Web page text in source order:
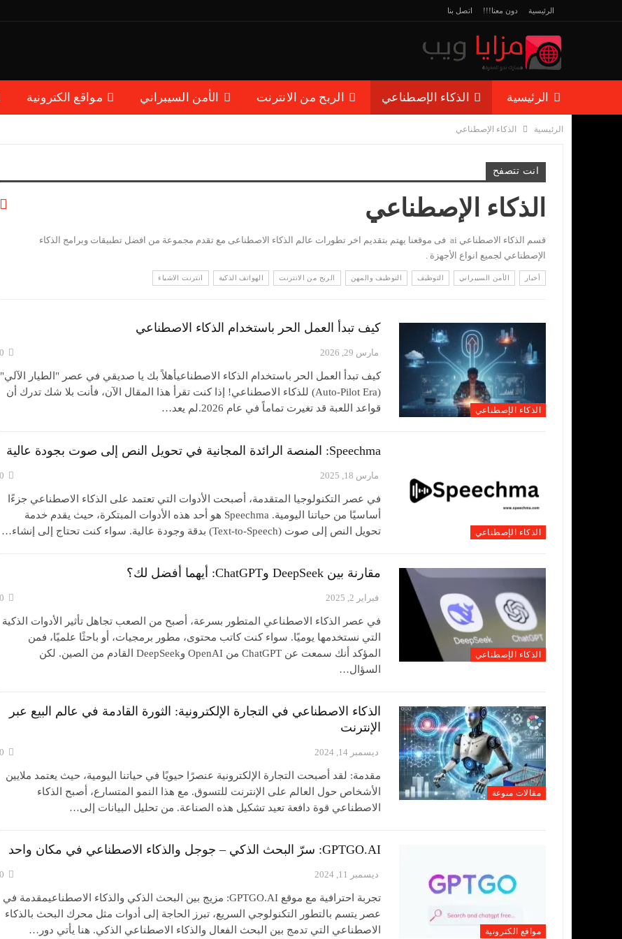
الرئيسية دون معنا!!! اتصل بنا
الرئيسية الذكاء الإصطناعي الربح من الانترنت الأمن السيبراني مواقع الكترونية
مقالات منوعة
الرئيسية الذكاء الإصطناعي
انت تتصفح
الذكاء الإصطناعي
قسم الذكاء الاصطناعي ai فى موقعنا يهتم بتقديم اخر تطورات عالم الذكاء الاصطناعى مع تقدم مجموعة من افضل تطبيقات وبرامج الذكاء
الإصطناعي لجميع انواع الأجهزة .
أخبار الأمن السيبراني التوظيف التوظيف والمهن الربح من الانترنت الهواتف الذكية انترنت الاشياء
الذكاء الإصطناعي
كيف تبدأ العمل الحر باستخدام الذكاء الاصطناعي
مارس 29, 2026
كيف تبدأ العمل الحر باستخدام الذكاء الاصطناعيأهلاً بك يا صديقي في عصر "الطيار الآلي"
(Auto-Pilot Era) للذكاء الاصطناعي! إذا كنت تقرأ هذا المقال الآن، فأنت بلا شك تدرك أن
قواعد اللعبة قد تغيرت تماماً في عام 2026.لم يعد
…
الذكاء الإصطناعي
Speechma: المنصة الرائدة المجانية في تحويل النص إلى صوت بجودة عالية
مارس 18, 2025
في عصر التكنولوجيا المتقدمة، أصبحت الأدوات التي تعتمد على الذكاء الاصطناعي جزءًا
أساسيًا من حياتنا اليومية. Speechma هو أحد هذه الأدوات المبتكرة، حيث يقدم خدمة
تحويل النص إلى صوت (Text-to-Speech) بدقة وجودة عالية. سواء كنت تحتاج إلى إنشاء…
الذكاء الإصطناعي
مقارنة بين DeepSeek وChatGPT: أيهما أفضل لك؟
فبراير 2, 2025
في عصر الذكاء الاصطناعي المتطور بسرعة، أصبح من الصعب تجاهل تأثير الأدوات الذكية
التي نستخدمها يوميًا. سواء كنت كاتب محتوى، مطور برمجيات، أو باحثًا علميًا، فمن
المؤكد أنك سمعت عن ChatGPT من OpenAI وDeepSeek القادم من الصين. لكن
السؤال…
مقالات منوعة
الذكاء الاصطناعي في التجارة الإلكترونية: الثورة القادمة في عالم البيع عبر
الإنترنت
ديسمبر 14, 2024
مقدمة: لقد أصبحت التجارة الإلكترونية عنصرًا حيويًا في حياتنا اليومية، حيث يعتمد ملايين
الأشخاص حول العالم على الإنترنت للتسوق. مع هذا النمو المتسارع، أصبح الذكاء
الاصطناعي قوة دافعة تعيد تشكيل هذه الصناعة. من تحليل البيانات إلى…
مواقع الكترونية
GPTGO.AI: سرّ البحث الذكي – جوجل والذكاء الاصطناعي في مكان واحد
ديسمبر 11, 2024
تجربة احترافية مع موقع GPTGO.AI: مزيج بين البحث الذكي والذكاء الاصطناعيمقدمة في
عصر يتسم بالتطور التكنولوجي السريع، تبرز الحاجة إلى أدوات مثل محرك البحث بالذكاء
الاصطناعي التي تدمج بين البحث الفعال والذكاء الاصطناعي الذكي. هنا يأتي دور…